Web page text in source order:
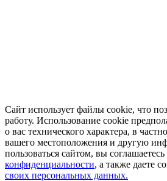
Сайт использует файлы cookie, что
работу. Использование cookie
о вас технического характера, в
вашего местоположения и другую
пользоваться сайтом, вы соглашаетесь
конфиденциальности, а также даете
своих персональных данных.